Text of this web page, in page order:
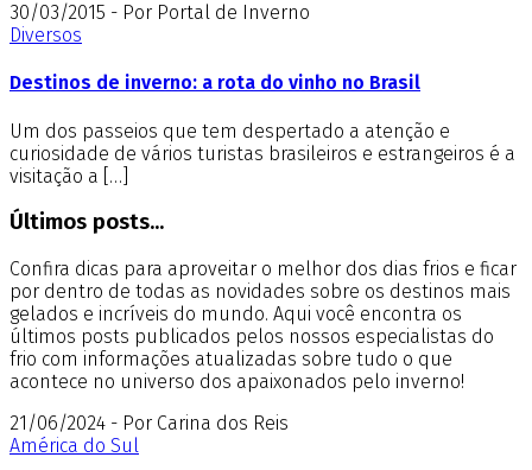
30/03/2015 - Por Portal de Inverno
Diversos
Destinos de inverno: a rota do vinho no Brasil
Um dos passeios que tem despertado a atenção e
curiosidade de vários turistas brasileiros e estrangeiros é a
visitação a […]
Últimos posts...
Confira dicas para aproveitar o melhor dos dias frios e ficar
por dentro de todas as novidades sobre os destinos mais
gelados e incríveis do mundo. Aqui você encontra os
últimos posts publicados pelos nossos especialistas do
frio com informações atualizadas sobre tudo o que
acontece no universo dos apaixonados pelo inverno!
21/06/2024 - Por Carina dos Reis
América do Sul